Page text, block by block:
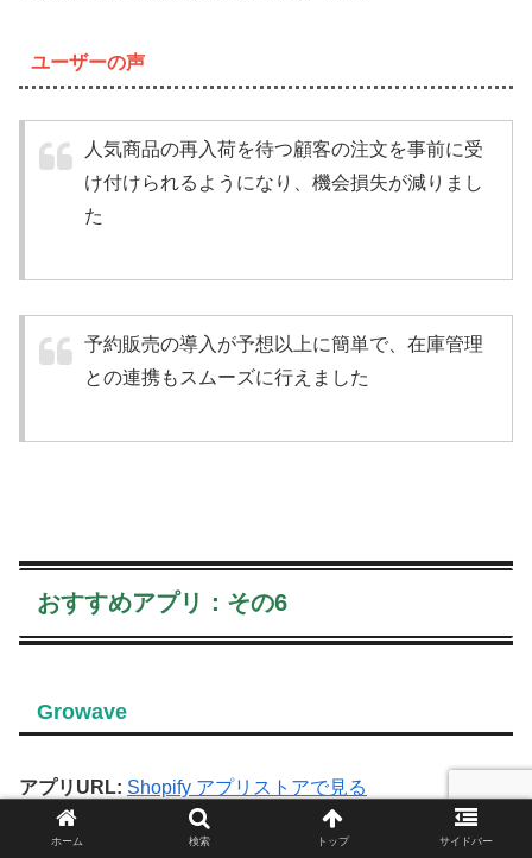
ユーザーの声
人気商品の再入荷を待つ顧客の注文を事前に受
け付けられるようになり、機会損失が減りまし
た
予約販売の導入が予想以上に簡単で、在庫管理
との連携もスムーズに行えました
おすすめアプリ：その6
Growave
アプリURL: Shopify アプリストアで見る
ホーム 検索 トップ サイドバー